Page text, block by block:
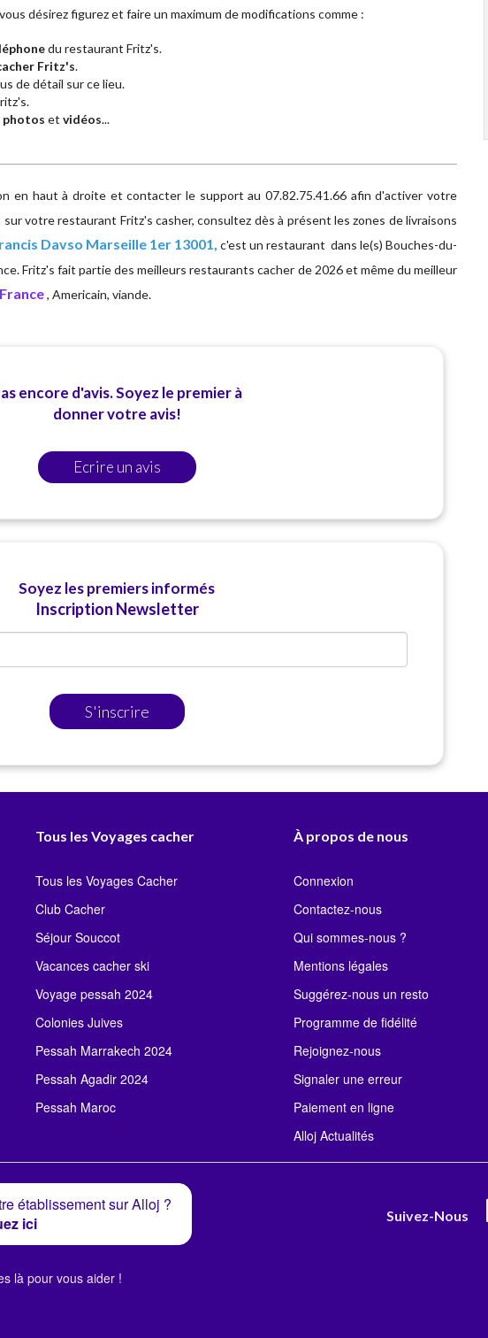
désirez figurez et faire un maximum de modifications comme :
du restaurant Fritz's.
Fritz's.
de détail sur ce lieu.
photos et vidéos...
en haut à droite et contacter le support au 07.82.75.41.66 afin d'activer votre
votre restaurant Fritz's casher, consultez dès à présent les zones de livraisons
Davso Marseille 1er 13001, c'est un restaurant dans le(s) Bouches-du-
Fritz's fait partie des meilleurs restaurants cacher de 2026 et même du meilleur
, Americain, viande.
encore d'avis. Soyez le premier à
donner votre avis!
Ecrire un avis
Soyez les premiers informés
Inscription Newsletter
S'inscrire
Tous les Voyages cacher
Tous les Voyages Cacher
Club Cacher
Séjour Souccot
Vacances cacher ski
Voyage pessah 2024
Colonies Juives
Pessah Marrakech 2024
Pessah Agadir 2024
Pessah Maroc
À propos de nous
Connexion
Contactez-nous
Qui sommes-nous ?
Mentions légales
Suggérez-nous un resto
Programme de fidélité
Rejoignez-nous
Signaler une erreur
Paiement en ligne
Alloj Actualités
établissement sur Alloj ?
ici
Suivez-Nous
là pour vous aider !